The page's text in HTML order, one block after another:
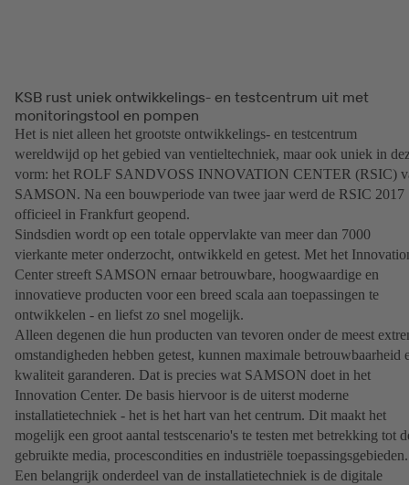
KSB rust uniek ontwikkelings- en testcentrum uit met
monitoringstool en pompen
Het is niet alleen het grootste ontwikkelings- en testcentrum
wereldwijd op het gebied van ventieltechniek, maar ook uniek in
vorm: het ROLF SANDVOSS INNOVATION CENTER (RSIC)
SAMSON. Na een bouwperiode van twee jaar werd de RSIC 2017
officieel in Frankfurt geopend.
Sindsdien wordt op een totale oppervlakte van meer dan 7000
vierkante meter onderzocht, ontwikkeld en getest. Met het
Center streeft SAMSON ernaar betrouwbare, hoogwaardige en
innovatieve producten voor een breed scala aan toepassingen te
ontwikkelen - en liefst zo snel mogelijk.
Alleen degenen die hun producten van tevoren onder de meest
omstandigheden hebben getest, kunnen maximale betrouwbaarheid
kwaliteit garanderen. Dat is precies wat SAMSON doet in het
Innovation Center. De basis hiervoor is de uiterst moderne
installatietechniek - het is het hart van het centrum. Dit maakt het
mogelijk een groot aantal testscenario's te testen met betrekking tot
gebruikte media, procescondities en industriële toepassingsgebieden.
Een belangrijk onderdeel van de installatietechniek is de digitale